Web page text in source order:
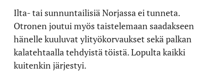
Ilta- tai sunnuntailisiä Norjassa ei tunneta.
Otronen joutui myös taistelemaan saadakseen
hänelle kuuluvat ylityökorvaukset sekä palkan
kalatehtaalla tehdyistä töistä. Lopulta kaikki
kuitenkin järjestyi.